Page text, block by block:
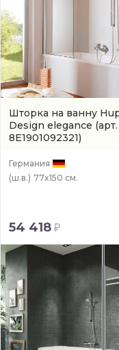
Шторка на ванну
Design elegance (арт.
8E1901092321)
Германия
(ш.в.) 77x150 см.
54 418